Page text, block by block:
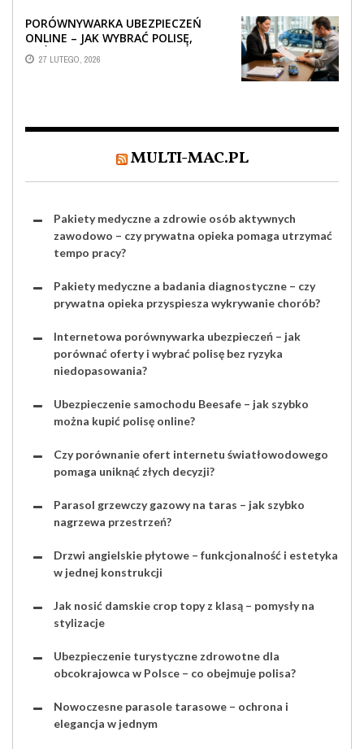
PORÓWNYWARKA UBEZPIECZEŃ
ONLINE – JAK WYBRAĆ POLISĘ,
KTÓRA REALNIE CHRONI TWÓJ
MAJĄTEK?
27 LUTEGO, 2026
MULTI-MAC.PL
Pakiety medyczne a zdrowie osób aktywnych
zawodowo – czy prywatna opieka pomaga utrzymać
tempo pracy?
Pakiety medyczne a badania diagnostyczne – czy
prywatna opieka przyspiesza wykrywanie chorób?
Internetowa porównywarka ubezpieczeń – jak
porównać oferty i wybrać polisę bez ryzyka
niedopasowania?
Ubezpieczenie samochodu Beesafe – jak szybko
można kupić polisę online?
Czy porównanie ofert internetu światłowodowego
pomaga uniknąć złych decyzji?
Parasol grzewczy gazowy na taras – jak szybko
nagrzewa przestrzeń?
Drzwi angielskie płytowe – funkcjonalność i estetyka
w jednej konstrukcji
Jak nosić damskie crop topy z klasą – pomysły na
stylizacje
Ubezpieczenie turystyczne zdrowotne dla
obcokrajowca w Polsce – co obejmuje polisa?
Nowoczesne parasole tarasowe – ochrona i
elegancja w jednym